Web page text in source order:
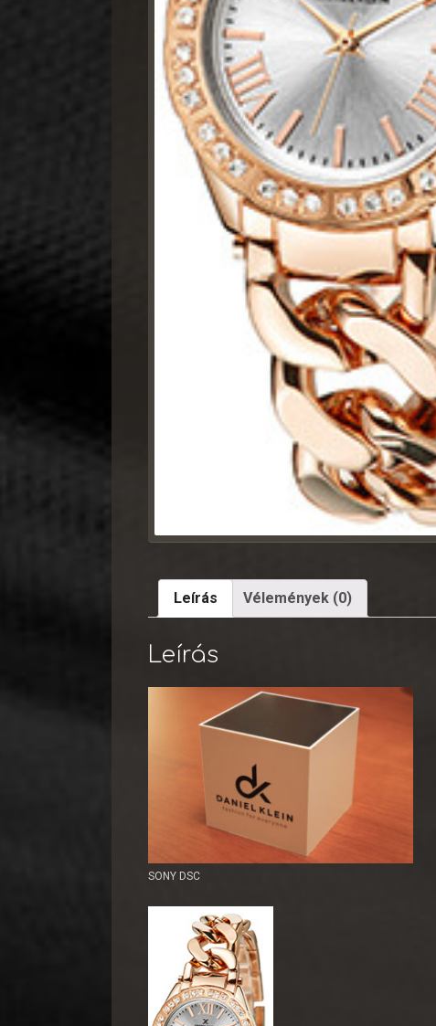
Leírás Vélemények (0)
Leírás
SONY DSC